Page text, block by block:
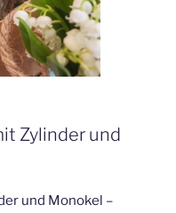
Zylinder und
und Monokel –